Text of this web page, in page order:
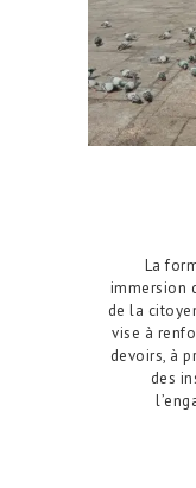
La
immersion
de la
vise à
devoirs, à
des